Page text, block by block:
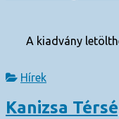
A kiadvány
Hírek
Kanizsa